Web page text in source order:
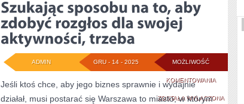
TEGO
GODZIWE
MOŻLIWOŚĆ
KOMENTOWANIASZUKAJĄC
SPOSOBU
ZOSTAŁA WYŁĄCZONA
GRU - 14 - 2025
ADMIN
Jeśli ktoś chce, aby jego biznes sprawnie i wydajnie
działał, musi postarać się Warszawa to miasto, w którym